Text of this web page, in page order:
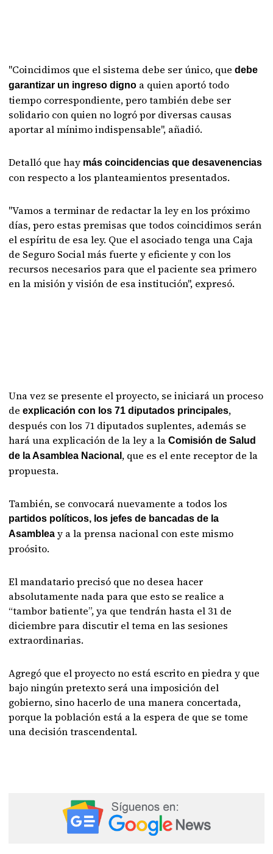
"Coincidimos que el sistema debe ser único, quedebe
garantizar un ingreso digno a quien aportó todo
tiempo correspondiente, pero también debe ser
solidario con quien no logró por diversas causas
aportar al mínimo indispensable", añadió.
Detalló que hay más coincidencias que desavenencias
con respecto a los planteamientos presentados.
"Vamos a terminar de redactar la ley en los próximo
días, pero estas premisas que todos coincidimos serán
el espíritu de esa ley. Que el asociado tenga una Caja
de Seguro Social más fuerte y eficiente y con los
recursos necesarios para que el paciente sea primero
en la misión y visión de esa institución", expresó.
Una vez se presente el proyecto, se iniciará un proceso
de explicación con los 71 diputados principales,
después con los 71 diputados suplentes, además se
hará una explicación de la ley a laComisión de Salud
de la Asamblea Nacional , que es el ente receptor de la
propuesta.
También, se convocará nuevamente a todos los
partidos políticos, los jefes de bancadas de la
Asamblea y a la prensa nacional con este mismo
proósito.
El mandatario precisó que no desea hacer
absolutamente nada para que esto se realice a
“tambor batiente”, ya que tendrán hasta el 31 de
diciembre para discutir el tema en las sesiones
extraordinarias.
Agregó que el proyecto no está escrito en piedra y que
bajo ningún pretexto será una imposición del
gobierno, sino hacerlo de una manera concertada,
porque la población está a la espera de que se tome
una decisión trascendental.